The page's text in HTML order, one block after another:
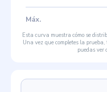
Máx.
Esta curva muestra cómo se
Una vez que completes la
puedas ver